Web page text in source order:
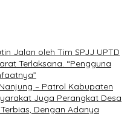
Jalan oleh Tim SPJJ UPTD
Terlaksana. “Pengguna
– Patrol Kabupaten
Juga Perangkat Desa
Dengan Adanya